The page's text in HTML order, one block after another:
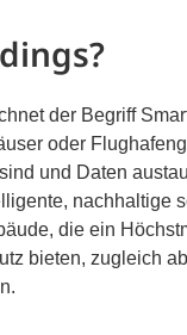
der Begriff
oder
und Daten
nachhaltige
die ein
bieten, zugleich